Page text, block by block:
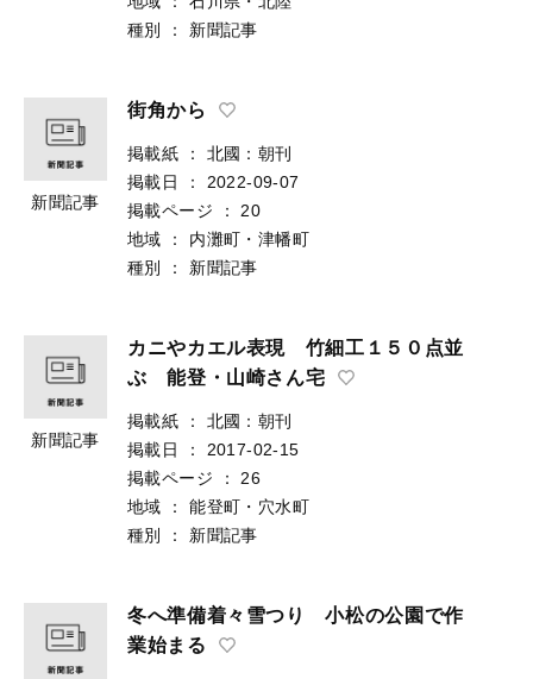
種別
： 新聞記事
新聞記事
街角から
掲載紙 ：
北國：朝刊
掲載日
：
2022-09-07
掲載ページ
：
20
地域
：
内灘町・津幡町
種別
： 新聞記事
新聞記事
カニやカエル表現 竹細工１５０点並
ぶ 能登・山崎さん宅
掲載紙 ：
北國：朝刊
掲載日
：
2017-02-15
掲載ページ
：
26
地域
：
能登町・穴水町
種別
： 新聞記事
冬へ準備着々雪つり 小松の公園で作
業始まる